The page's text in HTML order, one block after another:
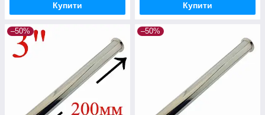
Купити Купити
–50% –50%